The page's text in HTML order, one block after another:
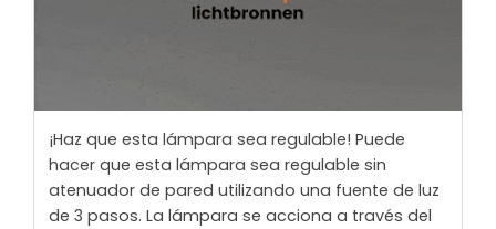
¡Haz que esta lámpara sea regulable! Puede
hacer que esta lámpara sea regulable sin
atenuador de pared utilizando una fuente de luz
de 3 pasos. La lámpara se acciona a través del